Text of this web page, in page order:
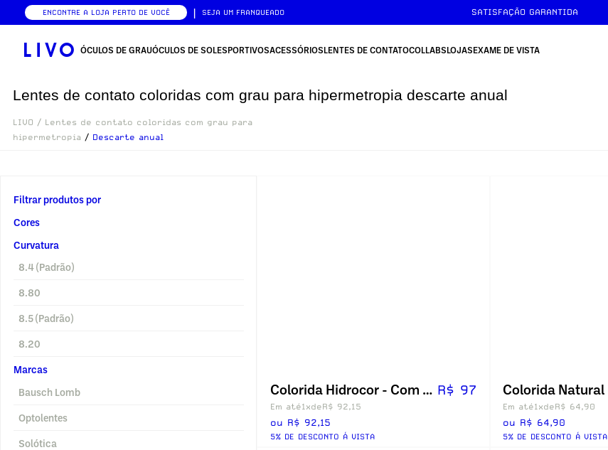
ENCONTRE A LOJA PERTO DE VOCÊ | SEJA UM FRANQUEADO SATISFAÇÃO GARANTIDA
ÓCULOS DE GRAUÓCULOS DE SOLESPORTIVOSACESSÓRIOSLENTES DE CONTATOCOLLABSLOJASEXAME DE VISTA
Lentes de contato coloridas com grau para hipermetropia descarte anual
LIVO / Lentes de contato coloridas com grau para
hipermetropia/ Descarte anual
Filtrar produtos por
Cores
Curvatura
8.4 (Padrão)
8.80
8.5 (Padrão)
8.20
Marcas
Bausch Lomb
Optolentes
Solótica
Colorida Hidrocor - Com Grau R$ 97
Em até1xdeR$ 92,15
ou R$ 92,15
5% DE DESCONTO Á VISTA
Em até1xdeR$ 64,90
ou R$ 64,90
5% DE DESCONTO Á VISTA